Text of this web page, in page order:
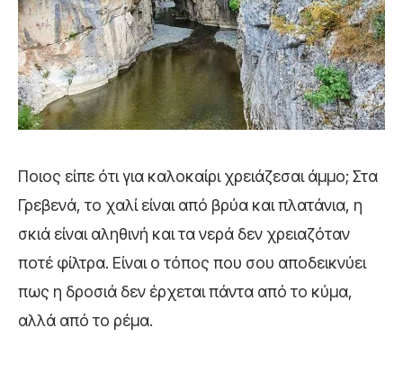
Ποιος είπε ότι για καλοκαίρι χρειάζεσαι άμμο; Στα
Γρεβενά, το χαλί είναι από βρύα και πλατάνια, η
σκιά είναι αληθινή και τα νερά δεν χρειαζόταν
ποτέ φίλτρα. Είναι ο τόπος που σου αποδεικνύει
πως η δροσιά δεν έρχεται πάντα από το κύμα,
αλλά από το ρέμα.